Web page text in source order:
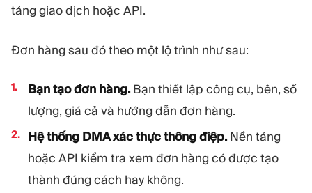
tảng giao dịch hoặc API.
Đơn hàng sau đó theo một lộ trình như sau:
Bạn tạo đơn hàng.Bạn thiết lập công cụ, bên, số
lượng, giá cả và hướng dẫn đơn hàng.
Hệ thống DMA xác thực thông điệp.Nền tảng
hoặc API kiểm tra xem đơn hàng có được tạo
thành đúng cách hay không.